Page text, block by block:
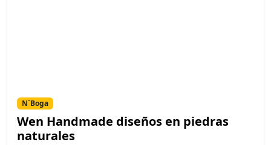
N´Boga
Wen Handmade diseños en piedras
naturales